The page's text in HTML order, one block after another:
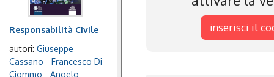
Responsabilità Civile
autori: Giuseppe
Cassano - Francesco Di
Ciommo - Angelo
inserisci il